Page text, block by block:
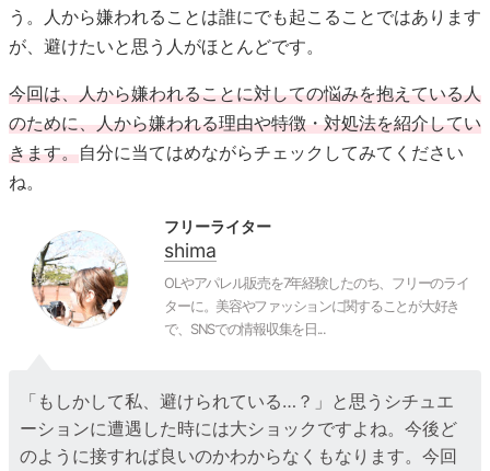
う。人から嫌われることは誰にでも起こることではあります
が、避けたいと思う人がほとんどです。
今回は、人から嫌われることに対しての悩みを抱えている人
のために、人から嫌われる理由や特徴・対処法を紹介してい
きます。自分に当てはめながらチェックしてみてください
ね。
フリーライター
shima
OLやアパレル販売を7年経験したのち、フリーのライ
ターに。美容やファッションに関することが大好き
で、SNSでの情報収集を日...
「もしかして私、避けられている…？」と思うシチュエ
ーションに遭遇した時には大ショックですよね。今後ど
のように接すれば良いのかわからなくもなります。今回